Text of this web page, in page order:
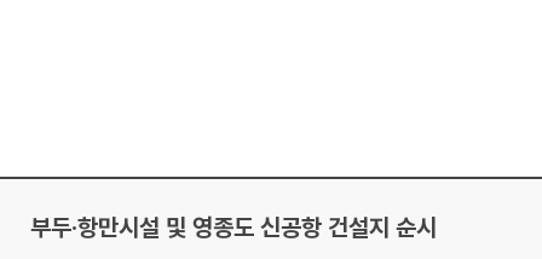
부두·항만시설 및 영종도 신공항 건설지 순시